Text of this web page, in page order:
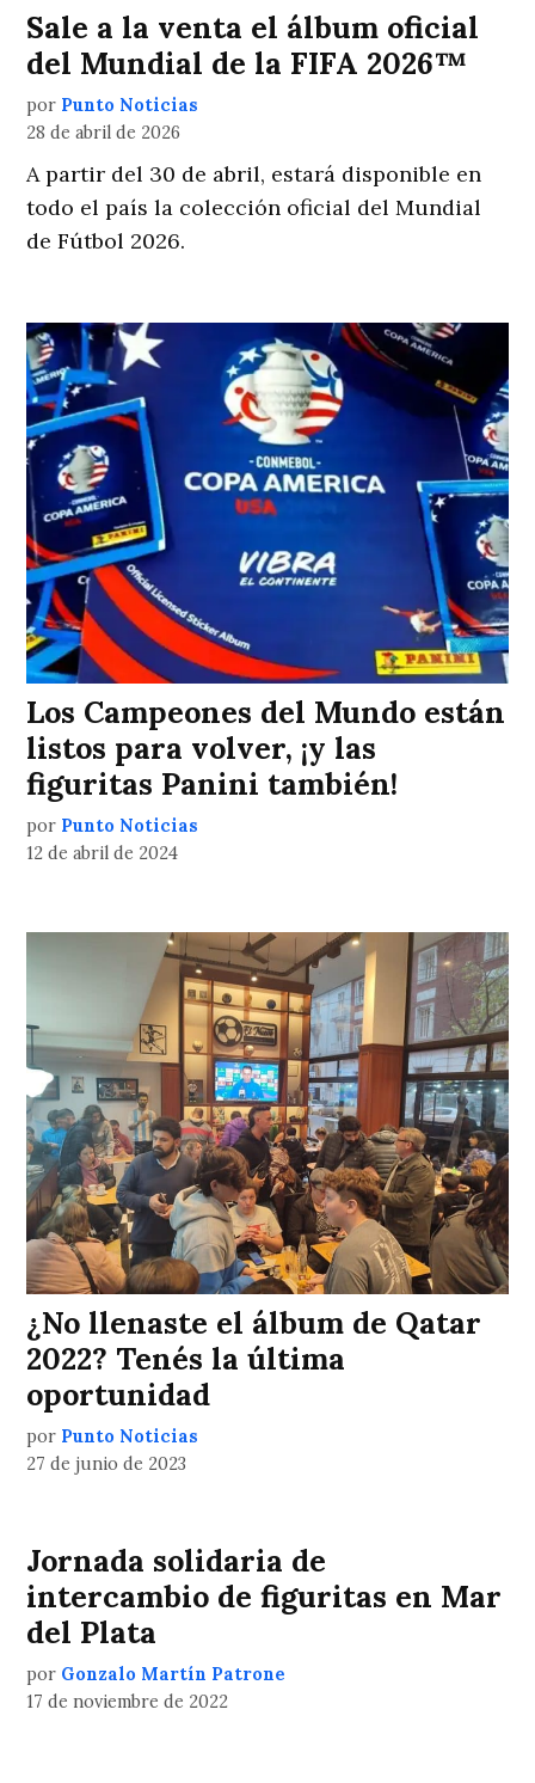
Sale a la venta el álbum oficial
del Mundial de la FIFA 2026™
por Punto Noticias
28 de abril de 2026
A partir del 30 de abril, estará disponible en
todo el país la colección oficial del Mundial
de Fútbol 2026.
Los Campeones del Mundo están
listos para volver, ¡y las
figuritas Panini también!
por Punto Noticias
12 de abril de 2024
¿No llenaste el álbum de Qatar
2022? Tenés la última
oportunidad
por Punto Noticias
27 de junio de 2023
Jornada solidaria de
intercambio de figuritas en Mar
del Plata
por Gonzalo Martín Patrone
17 de noviembre de 2022